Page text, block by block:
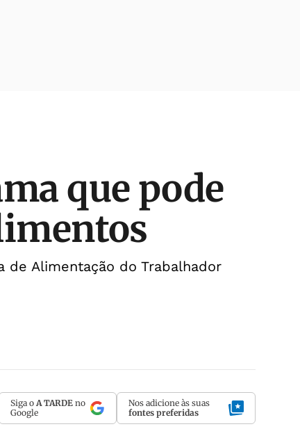
que pode
de Alimentação do Trabalhador
Siga o A TARDE no
Google
Nos adicione às suas
fontes preferidas